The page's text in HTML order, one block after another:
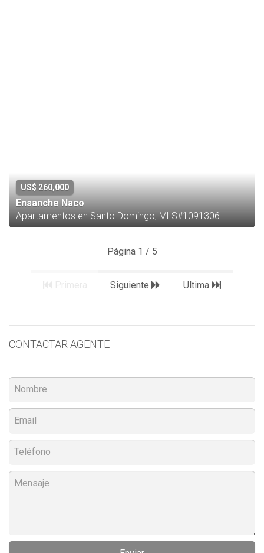
US$ 260,000
Ensanche Naco
Apartamentos en Santo Domingo, MLS#1091306
Página 1 / 5
Siguiente Ultima
CONTACTAR AGENTE